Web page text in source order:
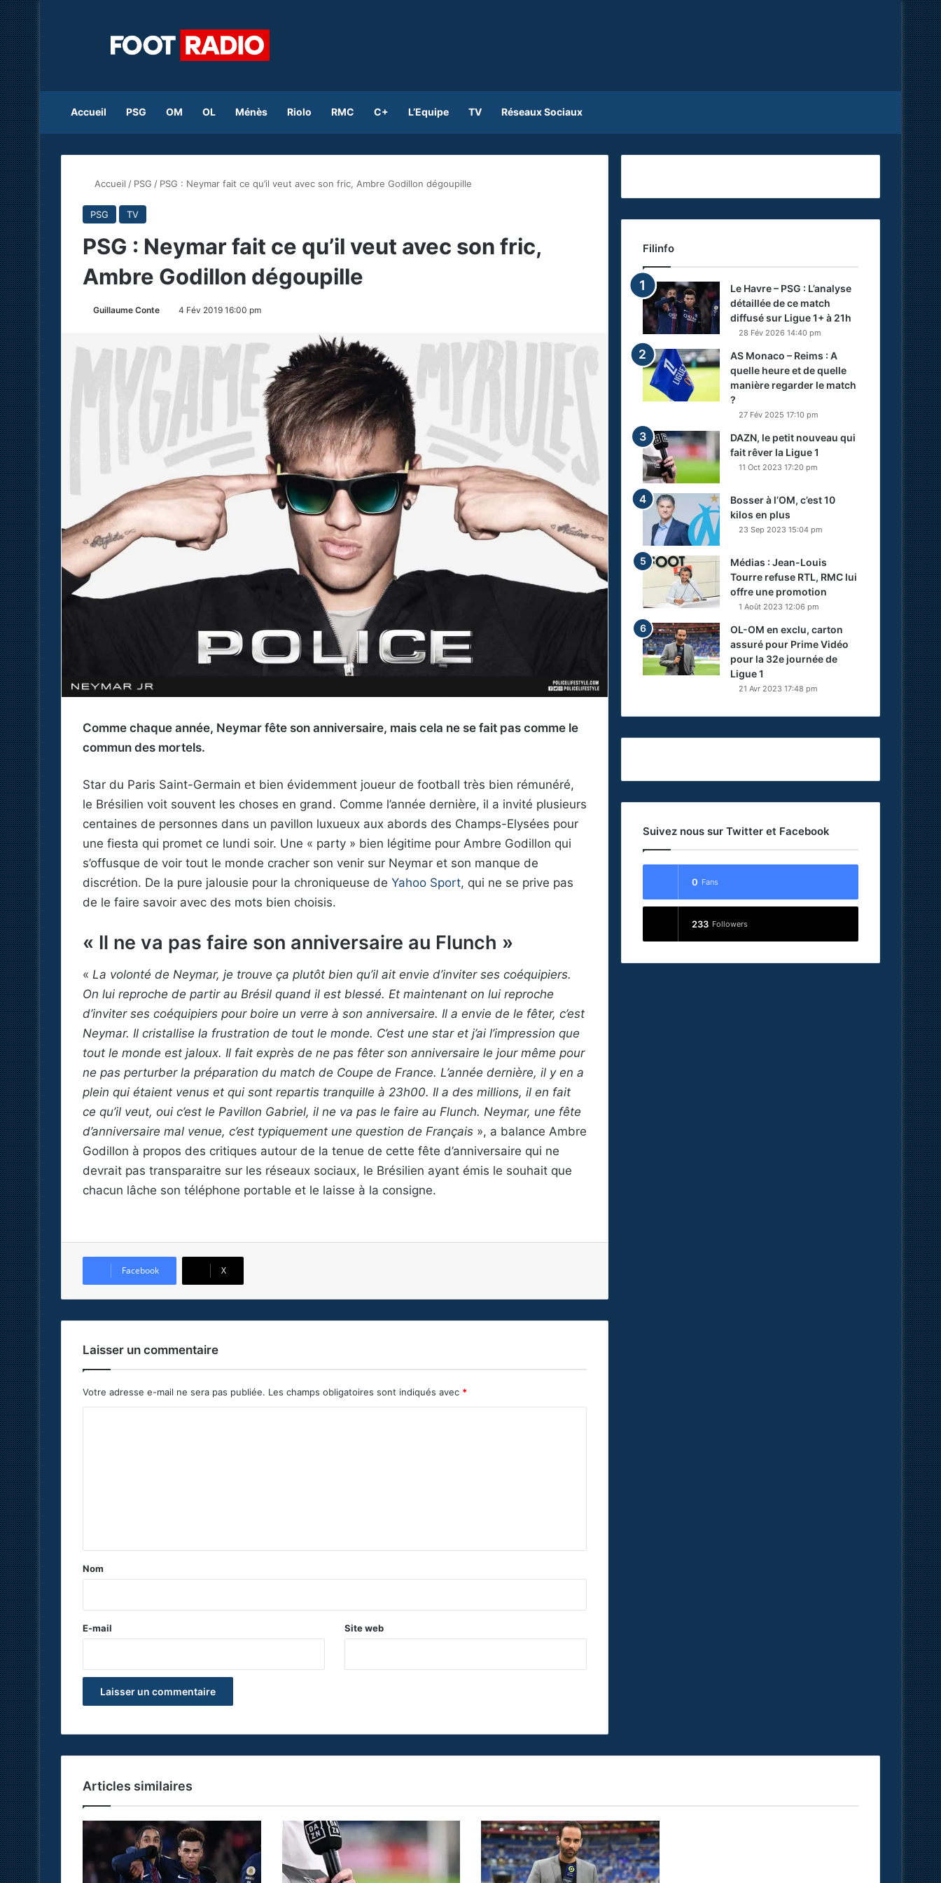
Accueil PSG OM OL Ménès Riolo RMC C+ L’Equipe TV Réseaux Sociaux
Accueil / PSG / PSG : Neymar fait ce qu’il veut avec son fric, Ambre Godillon dégoupille
PSG TV
PSG : Neymar fait ce qu’il veut avec son fric,
Ambre Godillon dégoupille
Guillaume Conte 4 Fév 2019 16:00 pm
Comme chaque année, Neymar fête son anniversaire, mais cela ne se fait pas comme le
commun des mortels.
Star du Paris Saint-Germain et bien évidemment joueur de football très bien rémunéré,
le Brésilien voit souvent les choses en grand. Comme l’année dernière, il a invité plusieurs
centaines de personnes dans un pavillon luxueux aux abords des Champs-Elysées pour
une fiesta qui promet ce lundi soir. Une « party » bien légitime pour Ambre Godillon qui
s’offusque de voir tout le monde cracher son venir sur Neymar et son manque de
discrétion. De la pure jalousie pour la chroniqueuse de Yahoo Sport, qui ne se prive pas
de le faire savoir avec des mots bien choisis.
« Il ne va pas faire son anniversaire au Flunch »
« La volonté de Neymar, je trouve ça plutôt bien qu’il ait envie d’inviter ses coéquipiers.
On lui reproche de partir au Brésil quand il est blessé. Et maintenant on lui reproche
d’inviter ses coéquipiers pour boire un verre à son anniversaire. Il a envie de le fêter, c’est
Neymar. Il cristallise la frustration de tout le monde. C’est une star et j’ai l’impression que
tout le monde est jaloux. Il fait exprès de ne pas fêter son anniversaire le jour même pour
ne pas perturber la préparation du match de Coupe de France. L’année dernière, il y en a
plein qui étaient venus et qui sont repartis tranquille à 23h00. Il a des millions, il en fait
ce qu’il veut, oui c’est le Pavillon Gabriel, il ne va pas le faire au Flunch. Neymar, une fête
d’anniversaire mal venue, c’est typiquement une question de Français », a balance Ambre
Godillon à propos des critiques autour de la tenue de cette fête d’anniversaire qui ne
devrait pas transparaitre sur les réseaux sociaux, le Brésilien ayant émis le souhait que
chacun lâche son téléphone portable et le laisse à la consigne.
Facebook X
Laisser un commentaire
Votre adresse e-mail ne sera pas publiée. Les champs obligatoires sont indiqués avec *
a
e
Nom
E-mail Site web
Filinfo
Le Havre – PSG : L’analyse
détaillée de ce match
diffusé sur Ligue 1+ à 21h
28 Fév 2026 14:40 pm
AS Monaco – Reims : A
quelle heure et de quelle
manière regarder le match
?
27 Fév 2025 17:10 pm
DAZN, le petit nouveau qui
fait rêver la Ligue 1
11 Oct 2023 17:20 pm
Bosser à l’OM, c’est 10
kilos en plus
23 Sep 2023 15:04 pm
Médias : Jean-Louis
Tourre refuse RTL, RMC lui
offre une promotion
1 Août 2023 12:06 pm
OL-OM en exclu, carton
assuré pour Prime Vidéo
pour la 32e journée de
Ligue 1
21 Avr 2023 17:48 pm
Suivez nous sur Twitter et Facebook
0 Fans
233 Followers
Articles similaires